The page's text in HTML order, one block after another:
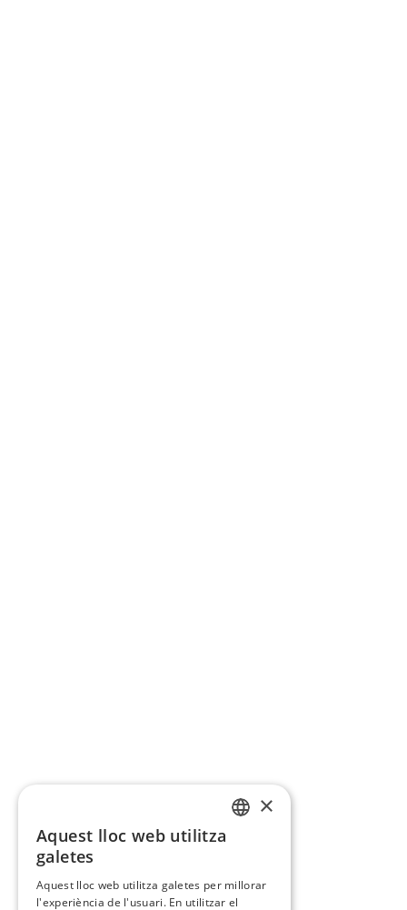
×
Aquest lloc web utilitza
galetes
Aquest lloc web utilitza galetes per millorar
l'experiència de l'usuari. En utilitzar el